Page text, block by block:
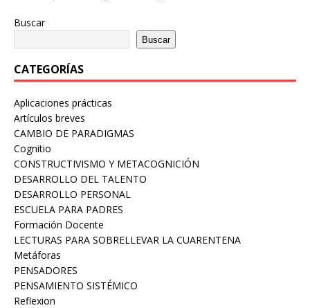
Buscar
Buscar
CATEGORÍAS
Aplicaciones prácticas
Artículos breves
CAMBIO DE PARADIGMAS
Cognitio
CONSTRUCTIVISMO Y METACOGNICIÓN
DESARROLLO DEL TALENTO
DESARROLLO PERSONAL
ESCUELA PARA PADRES
Formación Docente
LECTURAS PARA SOBRELLEVAR LA CUARENTENA
Metáforas
PENSADORES
PENSAMIENTO SISTÉMICO
Reflexion